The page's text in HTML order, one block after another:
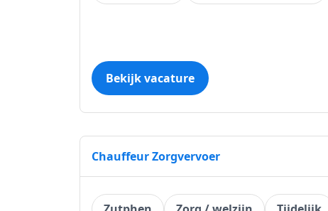
Bekijk vacature
Chauffeur Zorgvervoer